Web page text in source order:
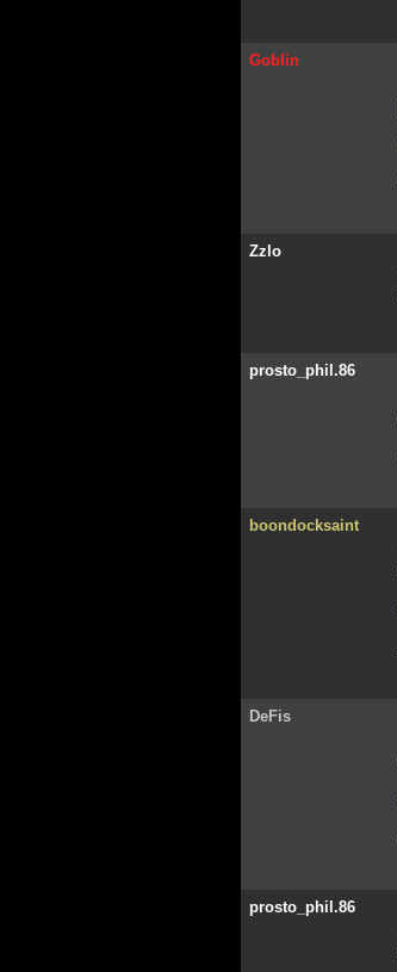
Goblin
Zzlo
prosto_phil.86
boondocksaint
DeFis
prosto_phil.86